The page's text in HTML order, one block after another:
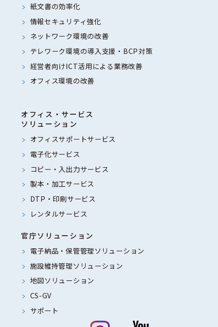
紙文書の効率化
情報セキュリティ強化
ネットワーク環境の改善
テレワーク環境の導入支援・BCP対策
経営者向けICT活用による業務改善
オフィス環境の改善
オフィス・サービス
ソリューション
オフィスサポートサービス
電子化サービス
コピー・入出力サービス
製本・加工サービス
DTP・印刷サービス
レンタルサービス
官庁ソリューション
電子納品・保管管理ソリューション
施設維持管理ソリューション
地図ソリューション
CS-GV
サポート